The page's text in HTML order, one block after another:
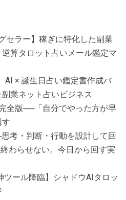
セラー】稼ぎに特化した副業
算タロット占いメール鑑定マ
AI × 誕生日占い鑑定書作成バ
業ネット占いビジネス
全版──「自分でやった方が早
考・判断・行動を設計して回
わらせない。今日から回す実
ツール降臨】シャドウAIタロッ